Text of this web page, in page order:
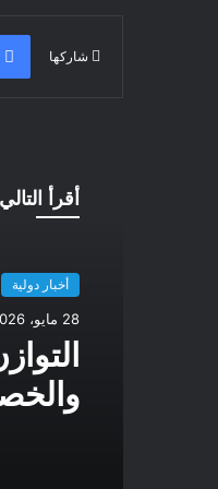
شاركها
أقرأ التالي
أخبار دولية
28 مايو، 2026